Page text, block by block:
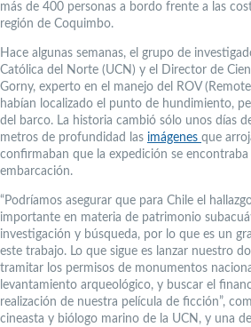
más de 400 personas a bordo frente a las
región de Coquimbo.
Hace algunas semanas, el grupo de
Católica del Norte (UCN) y el Director de
Gorny, experto en el manejo del ROV
habían localizado el punto de hundimiento,
del barco. La historia cambió sólo unos días
metros de profundidad las imágenes que
confirmaban que la expedición se
embarcación.
“Podríamos asegurar que para Chile el
importante en materia de patrimonio
investigación y búsqueda, por lo que es un
este trabajo. Lo que sigue es lanzar nuestro
tramitar los permisos de monumentos
levantamiento arqueológico, y buscar el
realización de nuestra película de ficción”,
cineasta y biólogo marino de la UCN, y una